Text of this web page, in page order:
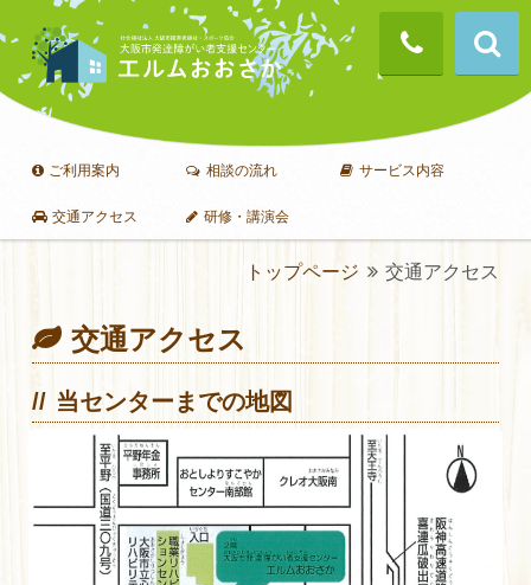
ご利用案内 相談の流れ サービス内容
交通アクセス 研修・講演会
トップページ 交通アクセス
交通アクセス
当センターまでの地図